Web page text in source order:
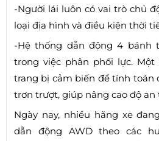
-Người lái luôn có vai trò chủ
loại địa hình và điều kiện thời
-Hệ thống dẫn động 4 bánh
trong việc phân phối lực. Một
trang bị cảm biến để tính toán
trơn trượt, giúp nâng cao độ an
Ngày nay, nhiều hãng xe
dẫn động AWD theo các